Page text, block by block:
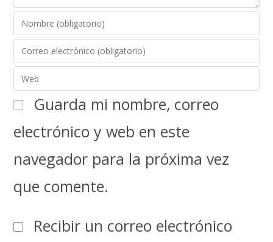
Guarda mi nombre, correo
electrónico y web en este
navegador para la próxima vez
que comente.
Recibir un correo electrónico